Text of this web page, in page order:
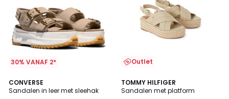
30% VANAF 2*
CONVERSE
Sandalen in leer met sleehak
5
/
3
Kleuren
Outlet
TOMMY HILFIGER
Sandalen met platform